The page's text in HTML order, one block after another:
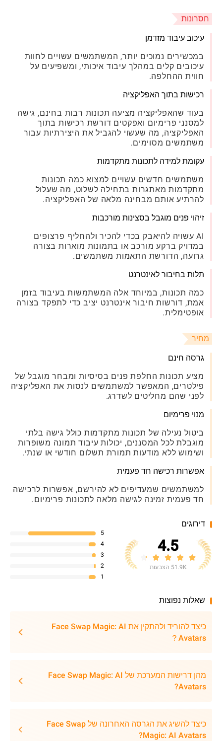
חסרונות
עיכוב עיבוד מזדמן
במכשירים נמוכים יותר, המשתמשים עשויים לחוות
עיכובים קלים במהלך עיבוד איכותי, ומשפיעים על
חווית ההחלפה.
רכישות בתוך האפליקציה
בעוד שהאפליקציה מציעה תכונות רבות בחינם, גישה
למסנני פרימיום ואפקטים דורשת רכישות בתוך
האפליקציה, מה שעשוי להגביל את היצירתיות עבור
משתמשים מסוימים.
עקומת למידה לתכונות מתקדמות
משתמשים חדשים עשויים למצוא כמה תכונות
מתקדמות מאתגרות בתחילה לשלוט, מה שעלול
להרתיע אותם מבחינה מלאה של האפליקציה.
זיהוי פנים מוגבל בסצינות מורכבות
AI עשויה להיאבק בכדי להכיר ולהחליף פרצופים
במדויק ברקע מורכב או בתמונות מוארות בצורה
גרועה, הדורשת התאמות משתמשים.
תלות בחיבור לאינטרנט
כמה תכונות, במיוחד אלה המשתמשות בעיבוד בזמן
אמת, דורשות חיבור אינטרנט יציב כדי לתפקד בצורה
אופטימלית.
מחיר
גרסה חינם
מציע תכונות החלפת פנים בסיסיות ומבחר מוגבל של
פילטרים, המאפשר למשתמשים לנסות את האפליקציה
לפני שהם מחליטים לשדרג.
מנוי פרימיום
ביטול נעילה של תכונות מתקדמות כולל גישה בלתי
מוגבלת לכל המסננים, יכולות עיבוד תמונה משופרות
ושימוש ללא מודעות תמורת תשלום חודשי או שנתי.
אפשרות רכישה חד פעמית
למשתמשים שמעדיפים לא להירשם, אפשרות לרכישה
חד פעמית זמינה לגישה מלאה לתכונות פרימיום.
דירוגים
4.5
51.9K הצבעות
5
4
3
2
1
שאלות נפוצות
כיצד להוריד ולהתקין את Face Swap Magic: AI
Avatars？
מהן דרישות המערכת של Face Swap Magic: AI
Avatars?
כיצד להשיג את הגרסה האחרונה של Face Swap
Magic: AI Avatars?